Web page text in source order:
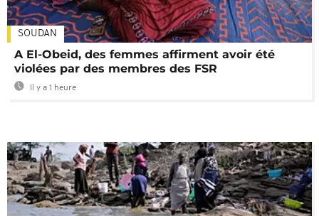
SOUDAN
A El-Obeid, des femmes affirment avoir été
violées par des membres des FSR
Il y a 1 heure